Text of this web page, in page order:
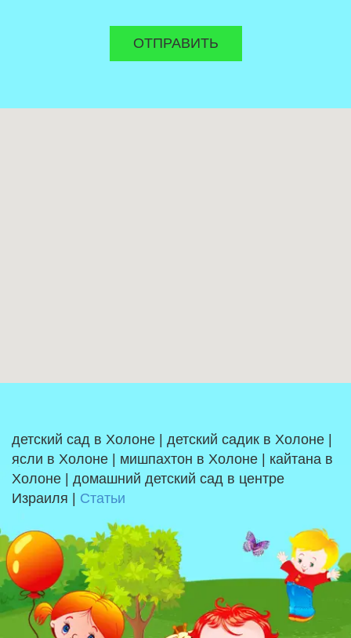
детский сад в Холоне | детский садик в Холоне |
ясли в Холоне | мишпахтон в Холоне | кайтана в
Холоне | домашний детский сад в центре
Израиля | Статьи